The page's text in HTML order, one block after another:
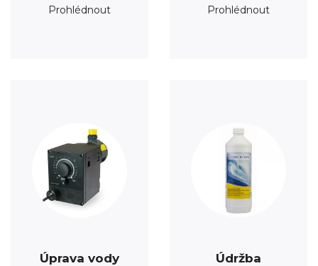
Prohlédnout Prohlédnout
Úprava vody Údržba